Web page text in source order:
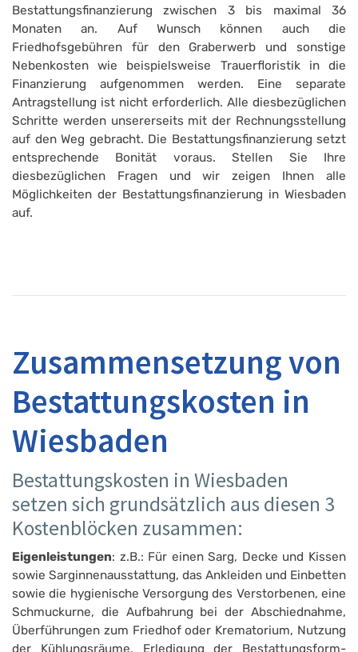
Bestattungsfinanzierung zwischen 3 bis maximal 36
Monaten an. Auf Wunsch können auch die
Friedhofsgebühren für den Graberwerb und sonstige
Nebenkosten wie beispielsweise Trauerfloristik in die
Finanzierung aufgenommen werden. Eine separate
Antragstellung ist nicht erforderlich. Alle diesbezüglichen
Schritte werden unsererseits mit der Rechnungsstellung
auf den Weg gebracht. Die Bestattungsfinanzierung setzt
entsprechende Bonität voraus. Stellen Sie Ihre
diesbezüglichen Fragen und wir zeigen Ihnen alle
Möglichkeiten der Bestattungsfinanzierung in Wiesbaden
auf.
Zusammensetzung von
Bestattungskosten in
Wiesbaden
Bestattungskosten in Wiesbaden
setzen sich grundsätzlich aus diesen 3
Kostenblöcken zusammen:
Eigenleistungen: z.B.: Für einen Sarg, Decke und Kissen
sowie Sarginnenausstattung, das Ankleiden und Einbetten
sowie die hygienische Versorgung des Verstorbenen, eine
Schmuckurne, die Aufbahrung bei der Abschiednahme,
Überführungen zum Friedhof oder Krematorium, Nutzung
der Kühlungsräume, Erledigung der Bestattungsform­